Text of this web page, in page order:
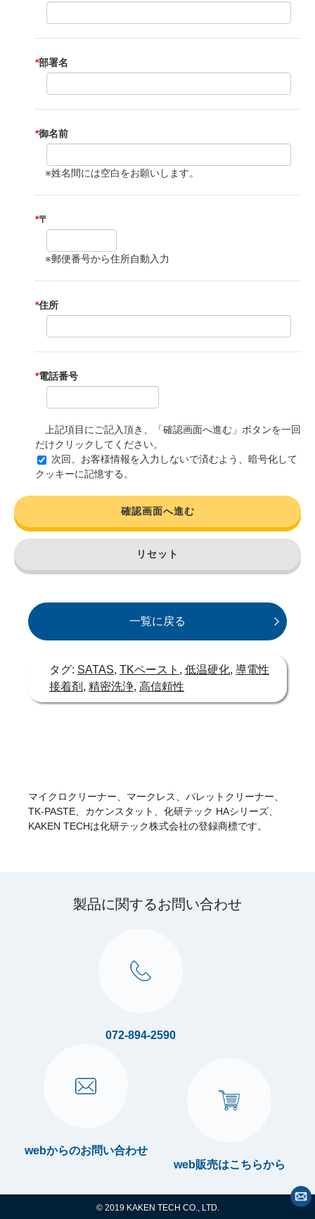
*部署名
*御名前
※姓名間には空白をお願いします。
*〒
※郵便番号から住所自動入力
*住所
*電話番号
上記項目にご記入頂き、「確認画面へ進む」ボタンを一回
だけクリックしてください。
次回、お客様情報を入力しないで済むよう、暗号化して
クッキーに記憶する。
確認画面へ進む
リセット
一覧に戻る
タグ: SATAS, TKペースト , 低温硬化, 導電性
接着剤 , 精密洗浄, 高信頼性
マイクロクリーナー、マークレス、パレットクリーナー、
TK-PASTE、カケンスタット、化研テック HAシリーズ、
KAKEN TECHは化研テック株式会社の登録商標です。
製品に関するお問い合わせ
072-894-2590
webからのお問い合わせ
web販売はこちらから
© 2019 KAKEN TECH CO., LTD.